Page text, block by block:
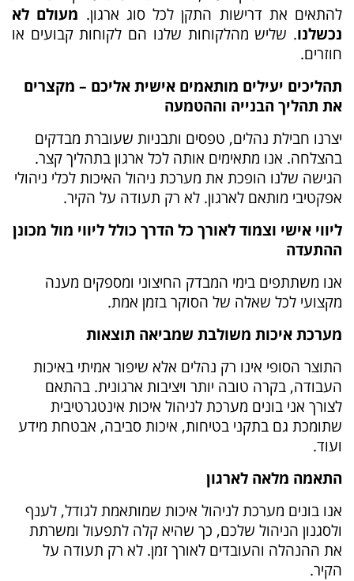
להתאים את דרישות התקן לכל סוג ארגון. מעולם לא
נכשלנו. שליש מהלקוחות שלנו הם לקוחות קבועים או
חוזרים.
תהליכים יעילים מותאמים אישית אליכם – מקצרים
את תהליך הבנייה וההטמעה
יצרנו חבילת נהלים, טפסים ותבניות שעוברת מבדקים
בהצלחה. אנו מתאימים אותה לכל ארגון בתהליך קצר.
הגישה שלנו הופכת את מערכת ניהול האיכות לכלי ניהולי
אפקטיבי מותאם לארגון. לא רק תעודה על הקיר.
ליווי אישי וצמוד לאורך כל הדרך כולל ליווי מול מכונן
ההתעדה
אנו משתתפים בימי המבדק החיצוני ומספקים מענה
מקצועי לכל שאלה של הסוקר בזמן אמת.
מערכת איכות משולבת שמביאה תוצאות
התוצר הסופי אינו רק נהלים אלא שיפור אמיתי באיכות
העבודה, בקרה טובה יותר ויציבות ארגונית. בהתאם
לצורך אני בונים מערכת לניהול איכות אינטגרטיבית
שתומכת גם בתקני בטיחות, איכות סביבה, אבטחת מידע
ועוד.
התאמה מלאה לארגון
אנו בונים מערכת לניהול איכות שמותאמת לגודל, לענף
ולסגנון הניהול שלכם, כך שהיא קלה לתפעול ומשרתת
את ההנהלה והעובדים לאורך זמן. לא רק תעודה על
הקיר.